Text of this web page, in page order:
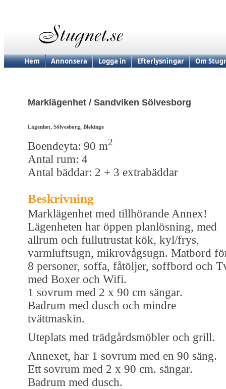
Hem Annonsera Logga in Efterlysningar Om
Marklägenhet / Sandviken Sölvesborg
Lägenhet, Sölvesborg, Blekinge
Boendeyta: 90 m2
Antal rum: 4
Antal bäddar: 2 + 3 extrabäddar
Beskrivning
Marklägenhet med tillhörande Annex!
Lägenheten har öppen planlösning, med
allrum och fullutrustat kök, kyl/frys,
varmluftsugn, mikrovågsugn. Matbord
8 personer, soffa, fåtöljer, soffbord och
med Boxer och Wifi.
1 sovrum med 2 x 90 cm sängar.
Badrum med dusch och mindre
tvättmaskin.
Uteplats med trädgårdsmöbler och grill.
Annexet, har 1 sovrum med en 90 säng.
Ett sovrum med 2 x 90 cm. sängar.
Badrum med dusch.